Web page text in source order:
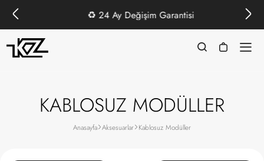
♻️24 Ay Değişim Garantisi
KABLOSUZ MODÜLLER
Anasayfa Aksesuarlar Kablosuz Modüller